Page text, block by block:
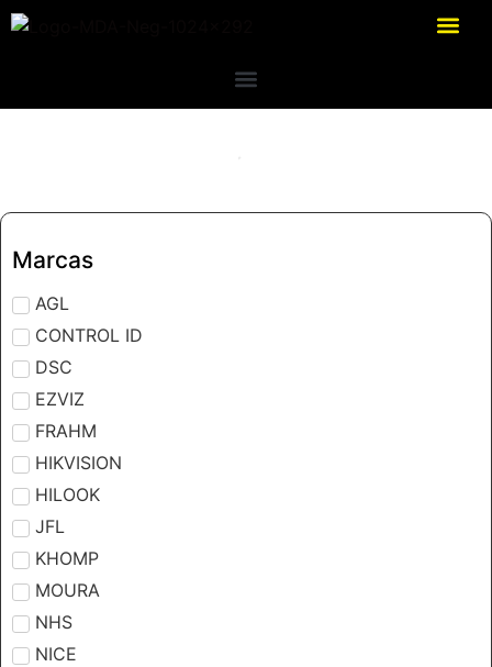
Marcas
AGL
CONTROL ID
DSC
EZVIZ
FRAHM
HIKVISION
HILOOK
JFL
KHOMP
MOURA
NHS
NICE